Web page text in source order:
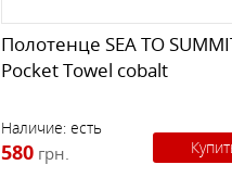
Полотенце SEA TO
Pocket Towel cobalt
Наличие: есть
580 грн.